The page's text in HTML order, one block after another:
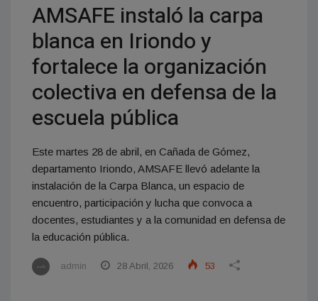
AMSAFE instaló la carpa
blanca en Iriondo y
fortalece la organización
colectiva en defensa de la
escuela pública
Este martes 28 de abril, en Cañada de Gómez,
departamento Iriondo, AMSAFE llevó adelante la
instalación de la Carpa Blanca, un espacio de
encuentro, participación y lucha que convoca a
docentes, estudiantes y a la comunidad en defensa de
la educación pública.
admin 28 Abril, 2026 53